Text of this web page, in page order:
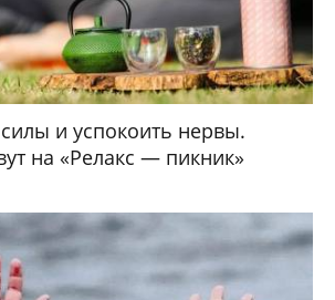
и успокоить нервы.
на «Релакс — пикник»